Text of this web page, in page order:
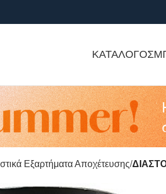
ΚΑΤΑΛΟΓΟΣ
Εξαρτήματα Αποχέτευσης